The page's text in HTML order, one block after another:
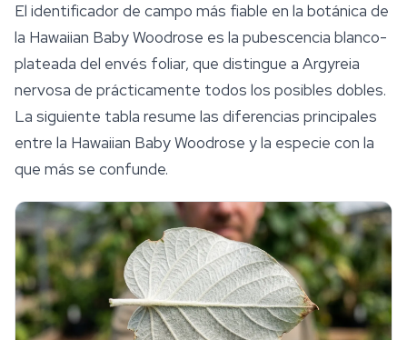
El identificador de campo más fiable en la botánica de
la Hawaiian Baby Woodrose es la pubescencia blanco-
plateada del envés foliar, que distingue a Argyreia
nervosa de prácticamente todos los posibles dobles.
La siguiente tabla resume las diferencias principales
entre la Hawaiian Baby Woodrose y la especie con la
que más se confunde.